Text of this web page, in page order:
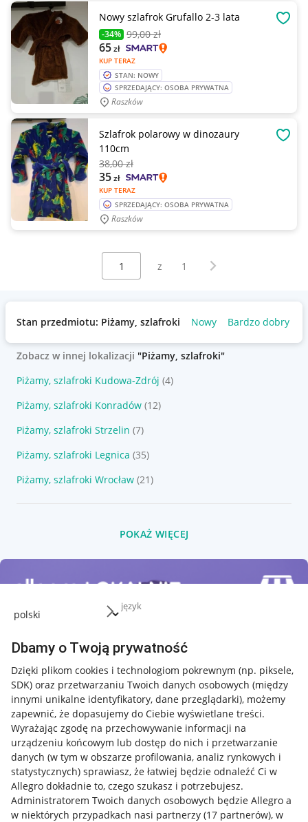
język
Dbamy o Twoją prywatność
Dzięki plikom cookies i technologiom pokrewnym (np. piksele,
SDK) oraz przetwarzaniu Twoich danych osobowych (między
innymi unikalne identyfikatory, dane przeglądarki), możemy
zapewnić, że dopasujemy do Ciebie wyświetlane treści.
Wyrażając zgodę na przechowywanie informacji na
urządzeniu końcowym lub dostęp do nich i przetwarzanie
danych (w tym w obszarze profilowania, analiz rynkowych i
statystycznych) sprawiasz, że łatwiej będzie odnaleźć Ci w
Allegro dokładnie to, czego szukasz i potrzebujesz.
Administratorem Twoich danych osobowych będzie Allegro a
w niektórych przypadkach nasi partnerzy (17 partnerów), w
Nowy szlafrok Grufallo 2-3 lata
-34% 99,00 zł
KUP TERAZ
65zł
STAN: NOWY
SPRZEDAJĄCY: OSOBA PRYWATNA
Raszków
Szlafrok polarowy w dinozaury
110cm
38,00 zł
KUP TERAZ
35zł
SPRZEDAJĄCY: OSOBA PRYWATNA
Raszków
Wybierz stronę:
z 1 Następna strona
Stan przedmiotu: Piżamy, szlafroki Nowy Bardzo dobry
Zobacz w innej lokalizacji "Piżamy, szlafroki"
Piżamy, szlafroki Kudowa-Zdrój (4)
Piżamy, szlafroki Konradów (12)
Piżamy, szlafroki Strzelin (7)
Piżamy, szlafroki Legnica (35)
Piżamy, szlafroki Wrocław (21)
POKAŻ WIĘCEJ